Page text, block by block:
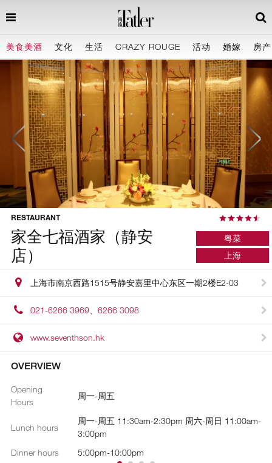
美食美酒 文化 生活 CRAZY ROUGE 活动 婚嫁 房产
RESTAURANT
家全七福酒家（静安
店）
粤菜
上海
上海市南京西路1515号静安嘉里中心东区一期2楼E2-03
021-6266 3969、6266 3098
www.seventhson.hk
OVERVIEW
Opening
Hours
周一-周五
Lunch hours
周一-周五 11:30am-2:30pm 周六-周日 11:00am-
3:00pm
Dinner hours
5:00pm-10:00pm
Price
午餐RMB 380 晚餐RMB 800